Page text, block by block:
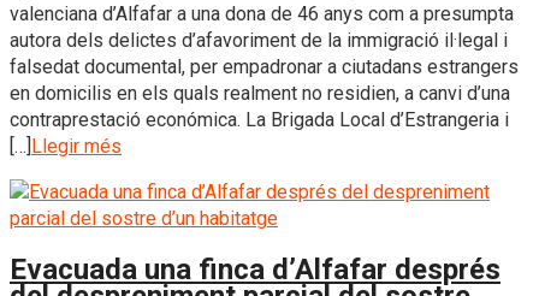
valenciana d’Alfafar a una dona de 46 anys com a presumpta
autora dels delictes d’afavoriment de la immigració il·legal i
falsedat documental, per empadronar a ciutadans estrangers
en domicilis en els quals realment no residien, a canvi d’una
contraprestació económica. La Brigada Local d’Estrangeria i
[…]Llegir més
Evacuada una finca d’Alfafar després